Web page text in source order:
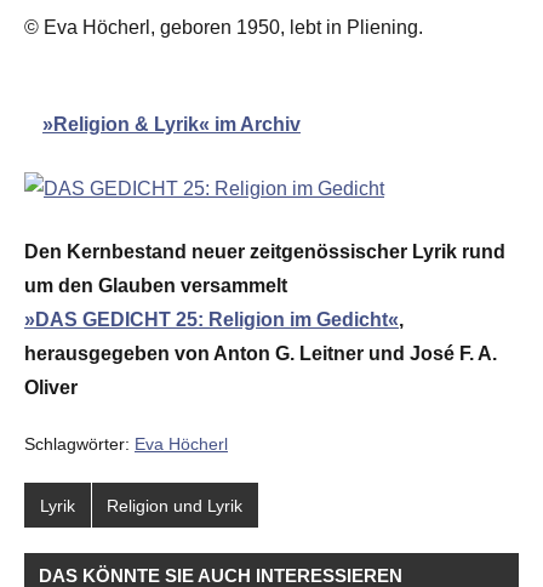
© Eva Höcherl, geboren 1950, lebt in Pliening.
»Religion & Lyrik« im Archiv
Den Kernbestand neuer zeitgenössischer Lyrik rund
um den Glauben versammelt
»DAS GEDICHT 25: Religion im Gedicht«,
herausgegeben von Anton G. Leitner und José F. A.
Oliver
Schlagwörter: Eva Höcherl
Lyrik Religion und Lyrik
DAS KÖNNTE SIE AUCH INTERESSIEREN